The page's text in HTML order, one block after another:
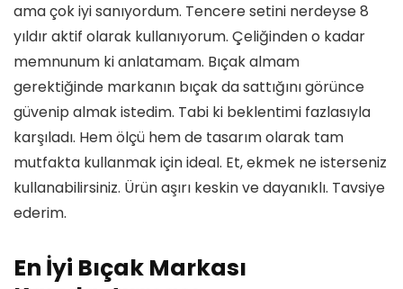
ama çok iyi sanıyordum. Tencere setini nerdeyse 8
yıldır aktif olarak kullanıyorum. Çeliğinden o kadar
memnunum ki anlatamam. Bıçak almam
gerektiğinde markanın bıçak da sattığını görünce
güvenip almak istedim. Tabi ki beklentimi fazlasıyla
karşıladı. Hem ölçü hem de tasarım olarak tam
mutfakta kullanmak için ideal. Et, ekmek ne isterseniz
kullanabilirsiniz. Ürün aşırı keskin ve dayanıklı. Tavsiye
ederim.
En İyi Bıçak Markası